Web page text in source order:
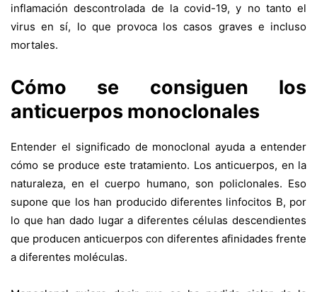
inflamación descontrolada de la covid-19, y no tanto el
virus en sí, lo que provoca los casos graves e incluso
mortales.
Cómo se consiguen los
anticuerpos monoclonales
Entender el significado de monoclonal ayuda a entender
cómo se produce este tratamiento. Los anticuerpos, en la
naturaleza, en el cuerpo humano, son policlonales. Eso
supone que los han producido diferentes linfocitos B, por
lo que han dado lugar a diferentes células descendientes
que producen anticuerpos con diferentes afinidades frente
a diferentes moléculas.